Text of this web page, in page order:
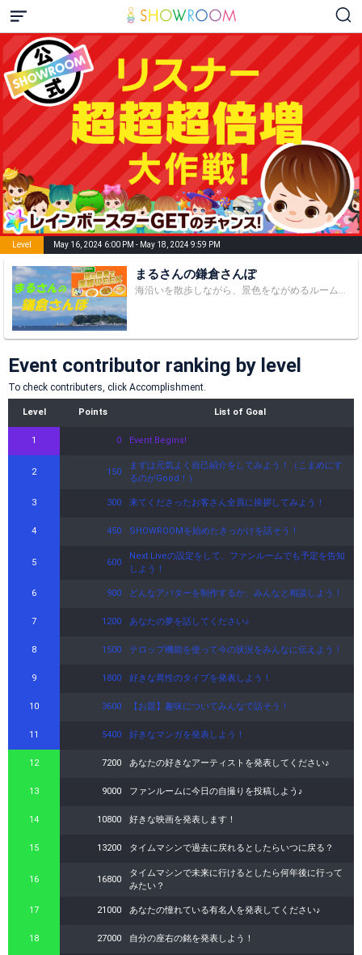
Level May 16, 2024 6:00 PM - May 18, 2024 9:59 PM
まるさんの鎌倉さんぽ
海沿いを散歩しながら、景色をながめるルームです。 一緒にのんびりしませんか？ ※応援しているルーム※ かなきらるーむ★ 2026年3月にて配信終了、SNSを通じて応援中 Annnnnaの空⛱ https://www.showroom-live.com/r/0dac11119159 あき🍊🧡の迷言ルーム 2026年4月にて配信終了？ 今はリスナーとして暗躍中
Event contributor ranking by level
To check contributers, click Accomplishment.
Level Points List of Goal
1 0 Event Begins!
2 150
まずは元気よく自己紹介をしてみよう！（こまめにす
るのがGood！）
3 300 来てくださったお客さん全員に挨拶してみよう！
4 450 SHOWROOMを始めたきっかけを話そう！
5 600
Next Liveの設定をして、ファンルームでも予定を告知
しよう！
6 900 どんなアバターを制作するか、みんなと相談しよう！
7 1200 あなたの夢を話してください♪
8 1500 テロップ機能を使って今の状況をみんなに伝えよう！
9 1800 好きな異性のタイプを発表しよう！
10 3600 【お題】趣味についてみんなで話そう！
11 5400 好きなマンガを発表しよう！
12 7200 あなたの好きなアーティストを発表してください♪
13 9000 ファンルームに今日の自撮りを投稿しよう♪
14 10800 好きな映画を発表します！
15 13200 タイムマシンで過去に戻れるとしたらいつに戻る？
16 16800
タイムマシンで未来に行けるとしたら何年後に行って
みたい？
17 21000 あなたの憧れている有名人を発表してください♪
18 27000 自分の座右の銘を発表しよう！